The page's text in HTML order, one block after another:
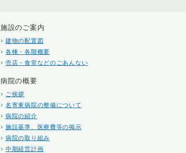
施設のご案内
建物の配置図
各棟・各階概要
売店・食堂などのごあんない
病院の概要
ご挨拶
名寄東病院の整備について
病院の紹介
施設基準、医療費等の掲示
病院の取り組み
中期経営計画